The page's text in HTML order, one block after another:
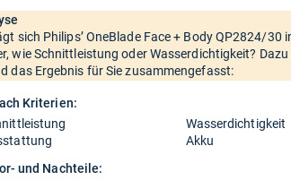
sich Philips’ OneBlade Face + Body QP2824/
wie Schnittleistung oder Wasserdichtigkeit?
das Ergebnis für Sie zusammengefasst:
Kriterien:
Wasserdichtigkeit
Akku
und Nachteile: